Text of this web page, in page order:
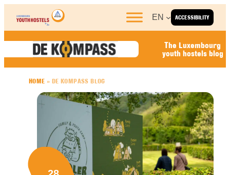
Skip to content
ACCESSIBILITY
EN
The Luxembourg
youth hostels blog
HOME » DE KOMPASS BLOG